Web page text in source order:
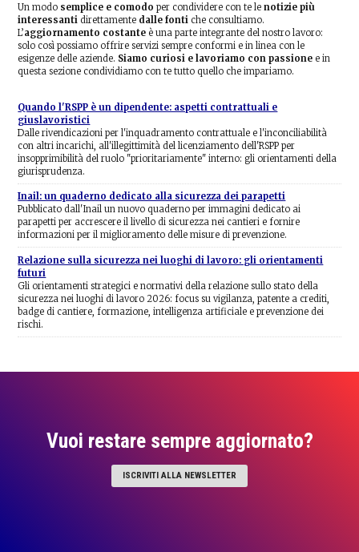
Un modo semplice e comodo per condividere con te lenotizie più
interessanti direttamente dalle fonti che consultiamo.
L’aggiornamento costante è una parte integrante del nostro lavoro:
solo così possiamo offrire servizi sempre conformi e in linea con le
esigenze delle aziende. Siamo curiosi e lavoriamo con passione e in
questa sezione condividiamo con te tutto quello che impariamo.
Quando l'RSPP è un dipendente: aspetti contrattuali e
giuslavoristici
Dalle rivendicazioni per l'inquadramento contrattuale e l'inconciliabilità
con altri incarichi, all'illegittimità del licenziamento dell'RSPP per
insopprimibilità del ruolo "prioritariamente" interno: gli orientamenti della
giurisprudenza.
Inail: un quaderno dedicato alla sicurezza dei parapetti
Pubblicato dall'Inail un nuovo quaderno per immagini dedicato ai
parapetti per accrescere il livello di sicurezza nei cantieri e fornire
informazioni per il miglioramento delle misure di prevenzione.
Relazione sulla sicurezza nei luoghi di lavoro: gli orientamenti
futuri
Gli orientamenti strategici e normativi della relazione sullo stato della
sicurezza nei luoghi di lavoro 2026: focus su vigilanza, patente a crediti,
badge di cantiere, formazione, intelligenza artificiale e prevenzione dei
rischi.
Vuoi restare sempre aggiornato?
ISCRIVITI ALLA NEWSLETTER